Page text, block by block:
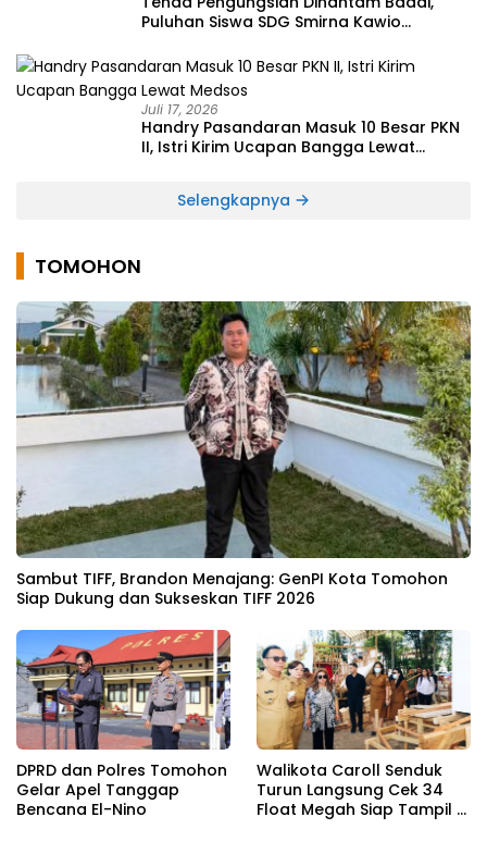
Puluhan Siswa SDG Smirna Kawio
Juli 17, 2026
Handry Pasandaran Masuk 10 Besar PKN
II, Istri Kirim Ucapan Bangga Lewat
Selengkapnya
TOMOHON
Sambut TIFF, Brandon Menajang: ​GenPI Kota Tomohon
Siap Dukung dan Sukseskan TIFF 2026
DPRD dan Polres Tomohon
Gelar Apel Tanggap
Bencana El-Nino
Walikota Caroll Senduk
Turun Langsung Cek 34
Float Megah Siap Tampil di